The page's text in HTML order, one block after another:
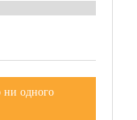
ни одного